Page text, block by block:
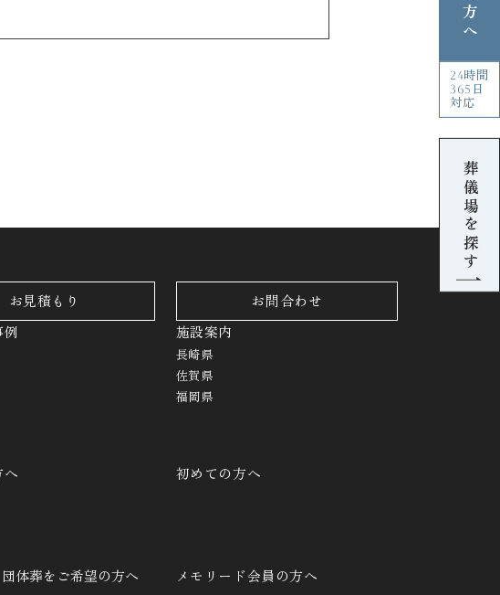
お見積もり お問合わせ
例 施設案内
長崎県
佐賀県
福岡県
へ 初めての方へ
体葬をご希望の方へ メモリード会員の方へ
24時間
365日
対応
葬儀場を探す